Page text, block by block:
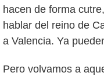
hacen de forma
hablar del reino de
a Valencia. Ya
Pero volvamos a